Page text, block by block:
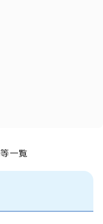
一覧